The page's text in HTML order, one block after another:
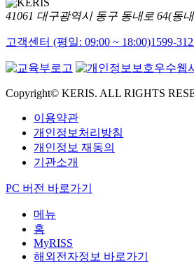
41061 대구광역시 동구 동내로 64(동
고객센터 (평일: 09:00 ~ 18:00)1599-
Copyright© KERIS. ALL RIGHTS
이용약관
개인정보처리방침
개인정보 재동의
기관소개
PC 버전 바로가기
메뉴
홈
MyRISS
해외전자정보 바로가기